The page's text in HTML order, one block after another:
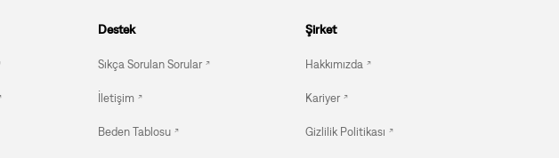
Destek
Sıkça Sorulan Sorular
İletişim
Beden Tablosu
Şirket
Hakkımızda
Kariyer
Gizlilik Politikası